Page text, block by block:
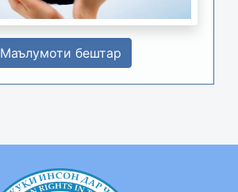
Маълумоти бештар